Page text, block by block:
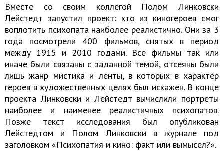
Вместе со своим коллегой Полом Линковски
Лейстедт запустил проект: кто из киногероев смог
воплотить психопата наиболее реалистично. Они за 3
года посмотрели 400 фильмов, снятых в период
между 1915 и 2010 годами. Все фильмы так или
иначе были связаны с заданной темой, отсеяны были
лишь жанр мистика и ленты, в которых в характер
героев в художественных целях был искажен. В конце
проекта Линковски и Лейстедт вычислили портреты
наиболее и наименее реалистичных психопатов.
Позже текст исследования был опубликован
Лейстедтом и Полом Линковски в журнале под
заголовком «Психопатия и кино: факт или вымысел?».